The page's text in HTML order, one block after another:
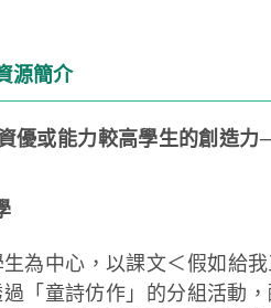
源簡介
優或能力較高學生的創造
為中心，以課文＜假如給
「童詩仿作」的分組活動